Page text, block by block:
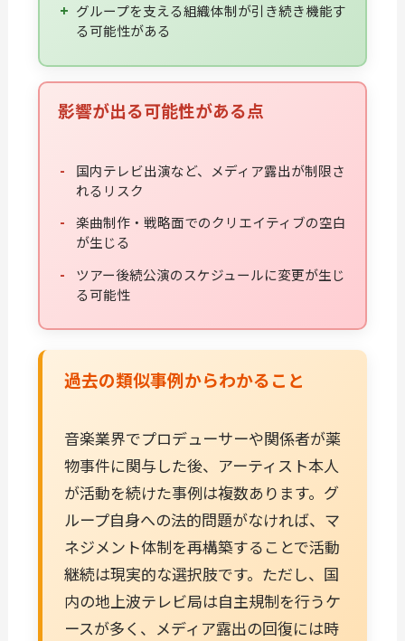
グループを支える組織体制が引き続き機能す
る可能性がある
影響が出る可能性がある点
国内テレビ出演など、メディア露出が制限さ
れるリスク
楽曲制作・戦略面でのクリエイティブの空白
が生じる
ツアー後続公演のスケジュールに変更が生じ
る可能性
過去の類似事例からわかること
音楽業界でプロデューサーや関係者が薬
物事件に関与した後、アーティスト本人
が活動を続けた事例は複数あります。グ
ループ自身への法的問題がなければ、マ
ネジメント体制を再構築することで活動
継続は現実的な選択肢です。ただし、国
内の地上波テレビ局は自主規制を行うケ
ースが多く、メディア露出の回復には時